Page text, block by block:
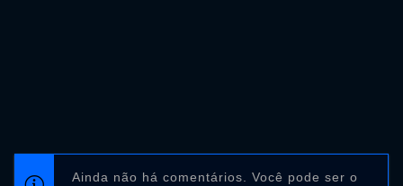
Ainda não há comentários. Você pode ser o